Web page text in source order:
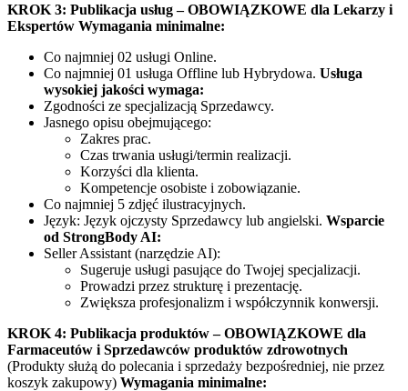
KROK 3: Publikacja usług – OBOWIĄZKOWE dla Lekarzy i
Ekspertów Wymagania minimalne:
Co najmniej 02 usługi Online.
Co najmniej 01 usługa Offline lub Hybrydowa. Usługa
wysokiej jakości wymaga:
Zgodności ze specjalizacją Sprzedawcy.
Jasnego opisu obejmującego:
Zakres prac.
Czas trwania usługi/termin realizacji.
Korzyści dla klienta.
Kompetencje osobiste i zobowiązanie.
Co najmniej 5 zdjęć ilustracyjnych.
Język: Język ojczysty Sprzedawcy lub angielski. Wsparcie
od StrongBody AI:
Seller Assistant (narzędzie AI):
Sugeruje usługi pasujące do Twojej specjalizacji.
Prowadzi przez strukturę i prezentację.
Zwiększa profesjonalizm i współczynnik konwersji.
KROK 4: Publikacja produktów – OBOWIĄZKOWE dla
Farmaceutów i Sprzedawców produktów zdrowotnych
(Produkty służą do polecania i sprzedaży bezpośredniej, nie przez
koszyk zakupowy) Wymagania minimalne: